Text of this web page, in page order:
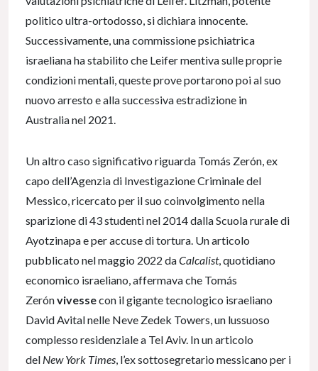
politico ultra-ortodosso, si dichiara innocente.
Successivamente, una commissione psichiatrica
israeliana ha stabilito che Leifer mentiva sulle proprie
condizioni mentali, queste prove portarono poi al suo
nuovo arresto e alla successiva estradizione in
Australia nel 2021.
Un altro caso significativo riguarda Tomás Zerón, ex
capo dell’Agenzia di Investigazione Criminale del
Messico, ricercato per il suo coinvolgimento nella
sparizione di 43 studenti nel 2014 dalla Scuola rurale di
Ayotzinapa e per accuse di tortura. Un articolo
pubblicato nel maggio 2022 daCalcalist, quotidiano
economico israeliano, affermava che Tomás
Zerónvivessecon il gigante tecnologico israeliano
David Avital nelle Neve Zedek Towers, un lussuoso
complesso residenziale a Tel Aviv. In un articolo
del New York Times, l’ex sottosegretario messicano per i